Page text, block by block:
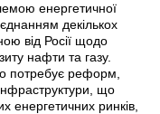
енергетичної
декількох
від Росії щодо
нафти та газу.
потребує реформ,
що
енергетичних ринків,